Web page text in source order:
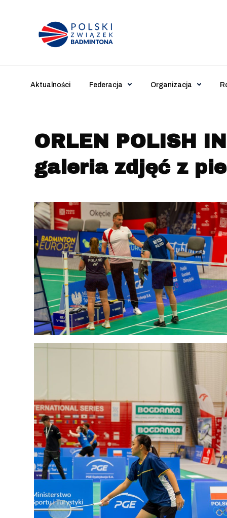
Main Navigation
Aktualności Federacja Organizacja
ORLEN POLISH
galeria zdjęć z